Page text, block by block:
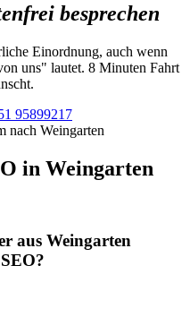
besprechen
Einordnung, auch wenn
uns" lautet. 8 Minuten Fahrt
95899217
nach Weingarten
in Weingarten
aus Weingarten